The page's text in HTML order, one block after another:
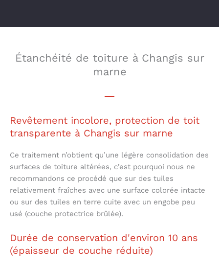
Étanchéité de toiture à Changis sur
marne
Revêtement incolore, protection de toit
transparente à Changis sur marne
Ce traitement n’obtient qu’une légère consolidation des
surfaces de toiture altérées, c’est pourquoi nous ne
recommandons ce procédé que sur des tuiles
relativement fraîches avec une surface colorée intacte
ou sur des tuiles en terre cuite avec un engobe peu
usé (couche protectrice brûlée).
Durée de conservation d'environ 10 ans
(épaisseur de couche réduite)